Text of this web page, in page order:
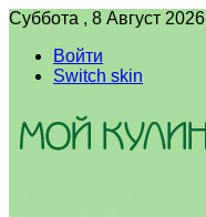
Суббота , 8 Август 2026
Войти
Switch skin